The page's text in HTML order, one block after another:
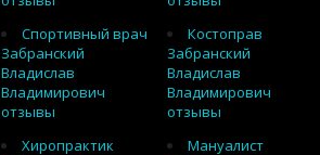
Спортивный врач
Забранский
Владислав
Владимирович
отзывы
Костоправ
Забранский
Владислав
Владимирович
отзывы
Хиропрактик
Мануалист